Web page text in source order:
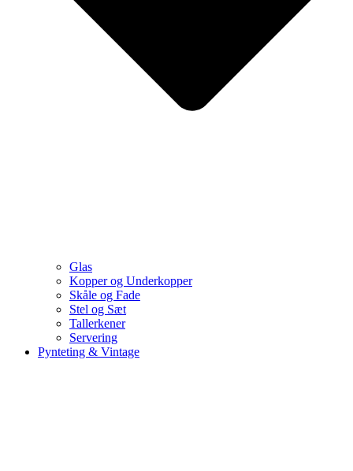
Glas
Kopper og Underkopper
Skåle og Fade
Stel og Sæt
Tallerkener
Servering
Pynteting & Vintage